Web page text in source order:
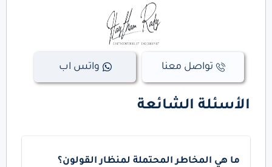
تواصل معنا واتس اب
الأسئلة الشائعة
ما هي المخاطر المحتملة لمنظار القولون؟